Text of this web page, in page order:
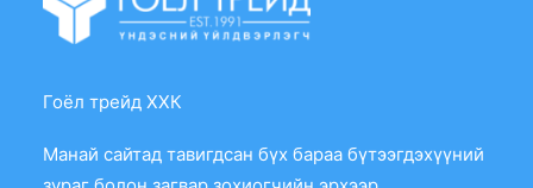
Гоёл трейд ХХК
Манай сайтад тавигдсан бүх бараа бүтээгдэхүүний